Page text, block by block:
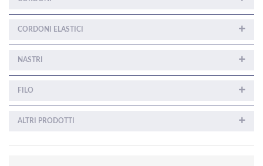
CORDONI ELASTICI
NASTRI
FILO
ALTRI PRODOTTI